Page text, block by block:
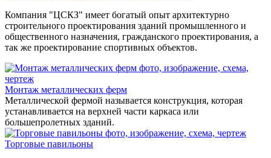
Компания "ЦСКЗ" имеет богатый опыт архитектурно
строительного проектирования зданий промышленного и
общественного назначения, гражданского проектирования, а
так же проектирование спортивных объектов.
Монтаж металлических ферм
Металлической фермой называется конструкция, которая
устанавливается на верхней части каркаса или
большепролетных зданий.
Торговые павильоны